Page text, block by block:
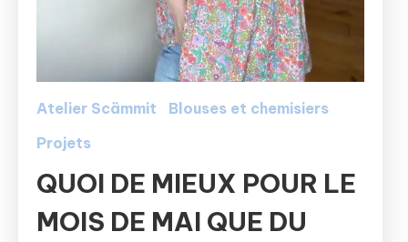
Atelier Scämmit
Blouses et chemisiers
Projets
QUOI DE MIEUX POUR LE
MOIS DE MAI QUE DU